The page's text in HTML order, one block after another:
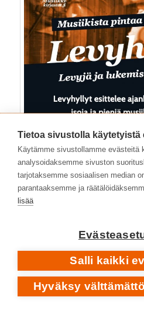
Kategoriat: Yleinen |Avainsanat:
Tietoa sivustolla käytetyistä
Käytämme sivustollamme evästeitä
analysoidaksemme sivuston
tarjotaksemme sosiaalisen median
parantaaksemme ja
lisää
Salli kaikki
Hyväksy